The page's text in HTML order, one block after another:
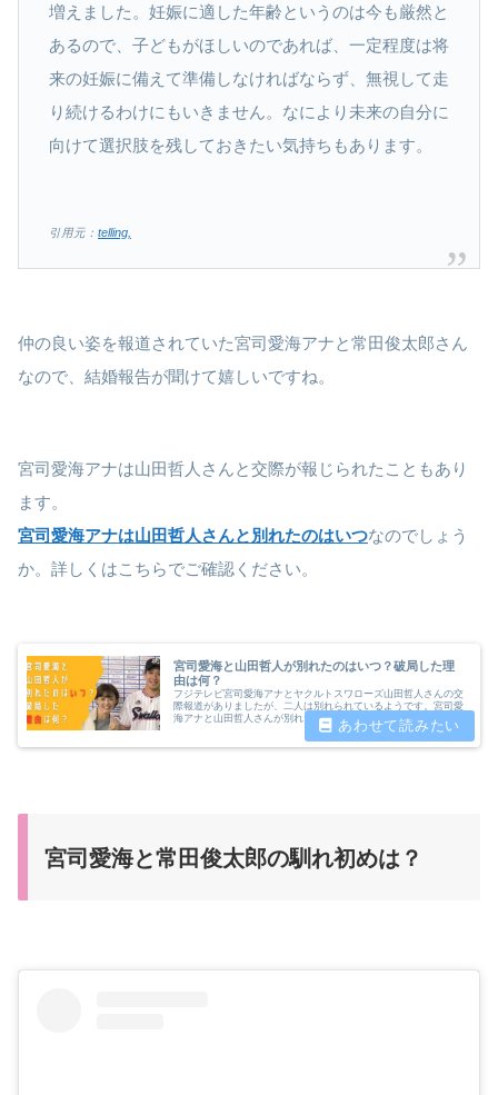
増えました。妊娠に適した年齢というのは今も厳然と
あるので、子どもがほしいのであれば、一定程度は将
来の妊娠に備えて準備しなければならず、無視して走
り続けるわけにもいきません。なにより未来の自分に
向けて選択肢を残しておきたい気持ちもあります。
引用元： telling,
仲の良い姿を報道されていた宮司愛海アナと常田俊太郎さん
なので、結婚報告が聞けて嬉しいですね。
宮司愛海アナは山田哲人さんと交際が報じられたこともあり
ます。
宮司愛海アナは山田哲人さんと別れたのはいつなのでしょう
か。詳しくはこちらでご確認ください。
宮司愛海と山田哲人が別れたのはいつ？破局した理
由は何？
フジテレビ宮司愛海アナとヤクルトスワローズ山田哲人さんの交
際報道がありましたが、二人は別れられているようです。宮司愛
海アナと山田哲人さんが別れたのはいつなのでしょうか。また破
宮司愛海と常田俊太郎の馴れ初めは？